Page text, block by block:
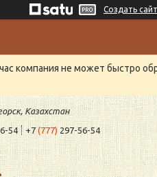
Создать сайт
компания не может быстро
Казахстан
54 +7(777) 297-56-54